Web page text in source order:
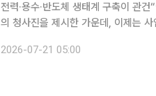
전력·용수·반도체 생태계 구축이 관건“실행력 높
의 청사진을 제시한 가운데, 이제는
우할 핵심 과제로 안정적인 전력 공급
2026-07-21 05:00